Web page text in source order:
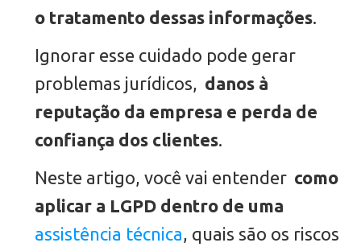
o tratamento dessas informações.
Ignorar esse cuidado pode gerar
problemas jurídicos, danos à
reputação da empresa e perda de
confiança dos clientes.
Neste artigo, você vai entender como
aplicar a LGPD dentro de uma
assistência técnica, quais são os riscos